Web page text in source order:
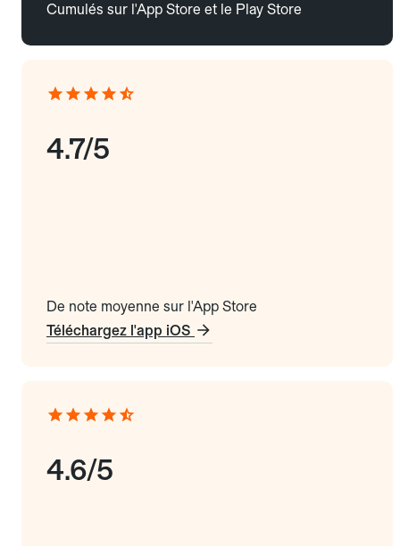
Cumulés sur l'App Store et le Play Store
4.7/5
De note moyenne sur l'App Store
Téléchargez l'app iOS
4.6/5